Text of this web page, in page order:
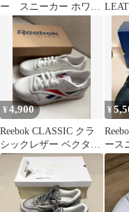
ー スニーカー ホワイ
ト 23.5cm
ッ
¥4,900
Reebok CLASSIC クラ
シックレザー ベクター
23.0cm
¥
ース
ラ
り